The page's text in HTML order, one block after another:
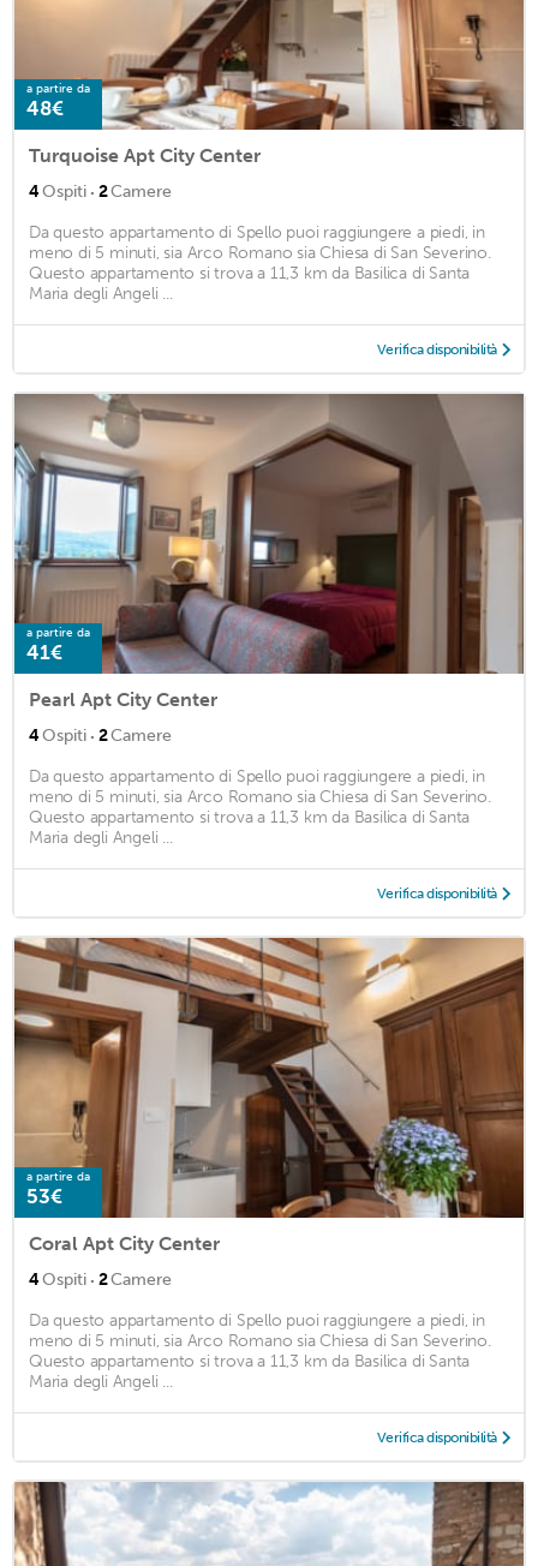
a partire da
48€
Turquoise Apt City Center
4Ospiti · 2Camere
Da questo appartamento di Spello puoi raggiungere a piedi, in
meno di 5 minuti, sia Arco Romano sia Chiesa di San Severino.
Questo appartamento si trova a 11,3 km da Basilica di Santa
Maria degli Angeli ...
Verifica disponibilità
a partire da
41€
Pearl Apt City Center
4Ospiti · 2Camere
Da questo appartamento di Spello puoi raggiungere a piedi, in
meno di 5 minuti, sia Arco Romano sia Chiesa di San Severino.
Questo appartamento si trova a 11,3 km da Basilica di Santa
Maria degli Angeli ...
Verifica disponibilità
a partire da
53€
Coral Apt City Center
4Ospiti · 2Camere
Da questo appartamento di Spello puoi raggiungere a piedi, in
meno di 5 minuti, sia Arco Romano sia Chiesa di San Severino.
Questo appartamento si trova a 11,3 km da Basilica di Santa
Maria degli Angeli ...
Verifica disponibilità